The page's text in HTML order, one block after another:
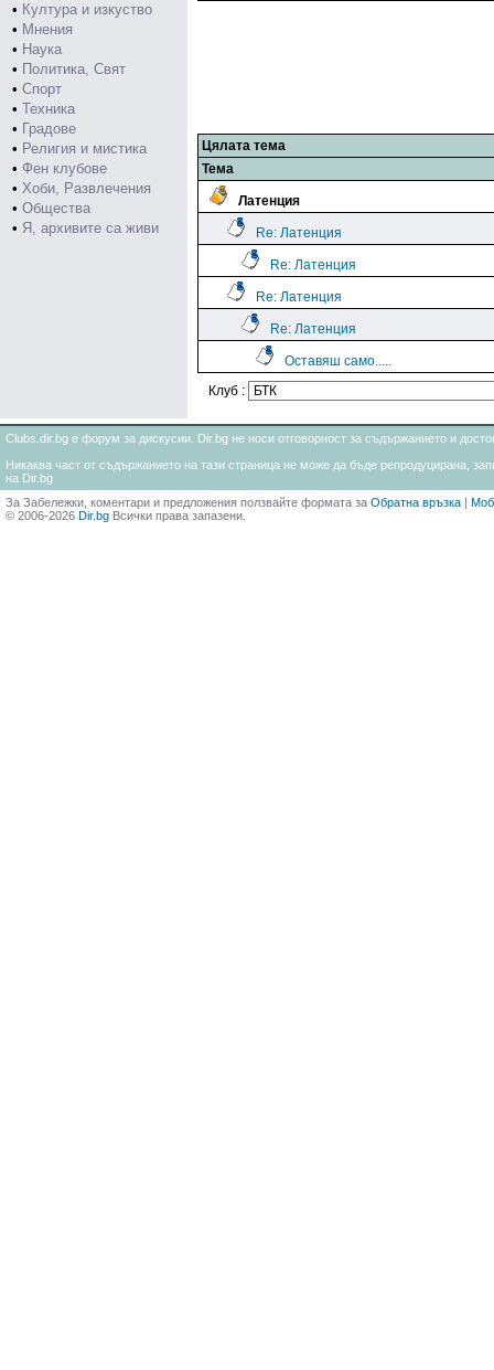
• Култура и изкуство
• Мнения
• Наука
• Политика, Свят
• Спорт
• Техника
• Градове
• Религия и мистика
• Фен клубове
• Хоби, Развлечения
• Общества
• Я, архивите са живи
Цялата тема
Тема
Латенция
Re: Латенция
Re: Латенция
Re: Латенция
Re: Латенция
Оставяш само.....
Клуб :
Clubs.dir.bg е форум за дискусии. Dir.bg не носи отговорност за съдържанието и
Никаква част от съдържанието на тази страница не може да бъде репродуцирана,
на Dir.bg
За Забележки, коментари и предложения ползвайте формата за Обратна връзка |
© 2006-2026 Dir.bg Всички права запазени.